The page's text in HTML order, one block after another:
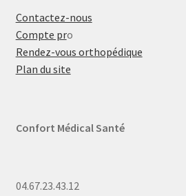
Contactez-nous
Compte pro
Rendez-vous orthopédique
Plan du site
Confort Médical Santé
04.67.23.43.12